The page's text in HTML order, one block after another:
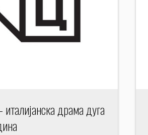
драма дуга